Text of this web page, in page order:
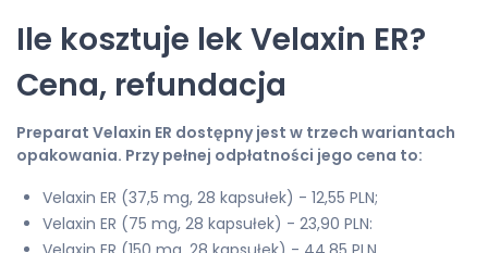
Ile kosztuje lek Velaxin ER?
Cena, refundacja
Preparat Velaxin ER dostępny jest w trzech wariantach
opakowania. Przy pełnej odpłatności jego cena to:
Velaxin ER (37,5 mg, 28 kapsułek) - 12,55 PLN;
Velaxin ER (75 mg, 28 kapsułek) - 23,90 PLN: